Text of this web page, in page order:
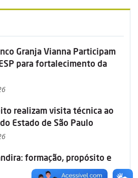
Granja Vianna Participam
para fortalecimento da
realizam visita técnica ao
Estado de São Paulo
formação, propósito e